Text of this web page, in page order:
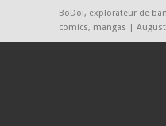
BoDoï, explorateur de
comics, mangas | August